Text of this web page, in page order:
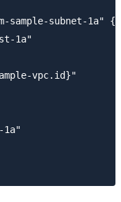
sample-subnet-1a" {
1a"
vpc.id}"
1a"